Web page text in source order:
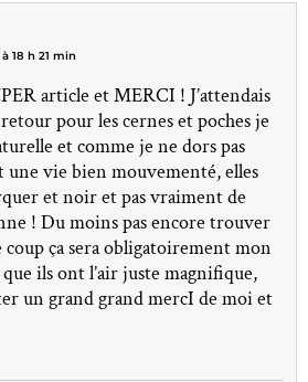
18 h 21 min
article et MERCI ! J’attendais
pour les cernes et poches je
et comme je ne dors pas
une vie bien mouvementé, elles
et noir et pas vraiment de
! Du moins pas encore trouver
ça sera obligatoirement mon
ils ont l’air juste magnifique,
un grand grand mercI de moi et